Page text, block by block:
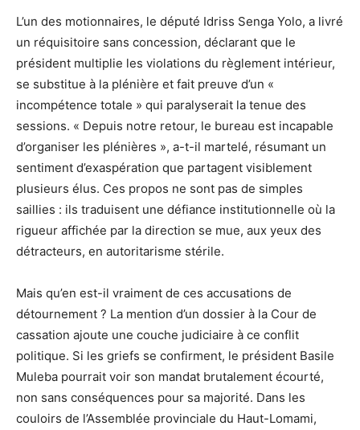
L’un des motionnaires, le député Idriss Senga Yolo, a livré
un réquisitoire sans concession, déclarant que le
président multiplie les violations du règlement intérieur,
se substitue à la plénière et fait preuve d’un «
incompétence totale » qui paralyserait la tenue des
sessions. « Depuis notre retour, le bureau est incapable
d’organiser les plénières », a-t-il martelé, résumant un
sentiment d’exaspération que partagent visiblement
plusieurs élus. Ces propos ne sont pas de simples
saillies : ils traduisent une défiance institutionnelle où la
rigueur affichée par la direction se mue, aux yeux des
détracteurs, en autoritarisme stérile.
Mais qu’en est-il vraiment de ces accusations de
détournement ? La mention d’un dossier à la Cour de
cassation ajoute une couche judiciaire à ce conflit
politique. Si les griefs se confirment, le président Basile
Muleba pourrait voir son mandat brutalement écourté,
non sans conséquences pour sa majorité. Dans les
couloirs de l’Assemblée provinciale du Haut-Lomami,